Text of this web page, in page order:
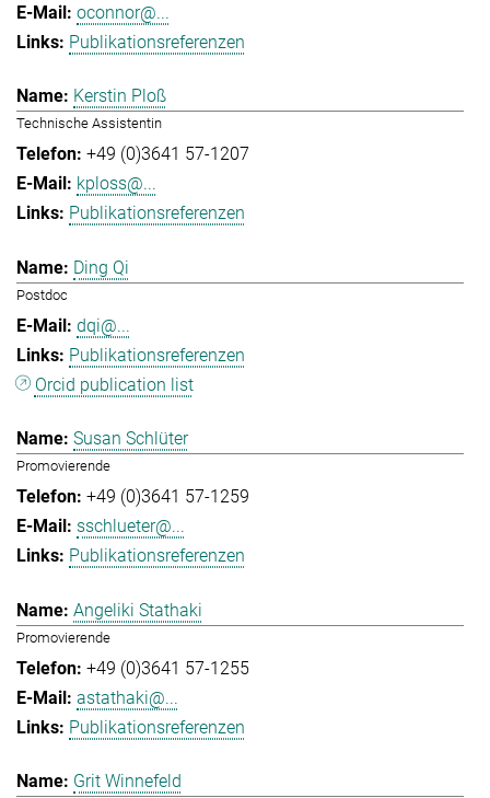
oconnor@...
Publikationsreferenzen
Kerstin Ploß
Technische Assistentin
+49 (0)3641 57-1207
kploss@...
Publikationsreferenzen
Ding Qi
Postdoc
dqi@...
Publikationsreferenzen
Orcid publication list
Susan Schlüter
Promovierende
+49 (0)3641 57-1259
sschlueter@...
Publikationsreferenzen
Angeliki Stathaki
Promovierende
+49 (0)3641 57-1255
astathaki@...
Publikationsreferenzen
Grit Winnefeld